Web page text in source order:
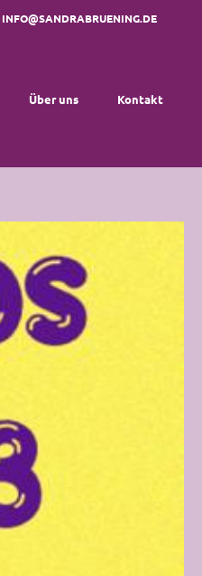
INFO@SANDRABRUENING.DE
Über uns Kontakt